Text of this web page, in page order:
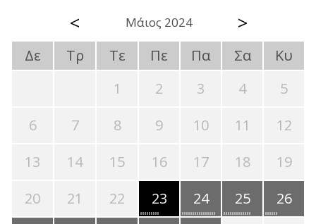
< Μάιος 2024 >
Δε Τρ Τε Πε Πα Σα
Κυ
1
2 3 4
5
6
7 8 9 10 11
12
13
14 15 16 17 18
19
20
21 22 23 24 25
26